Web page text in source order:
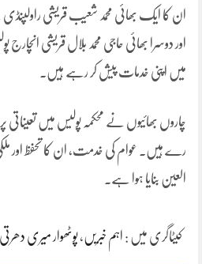
ان کا ایک بھائی محمد شعیب قریشی
اور دوسرا بھائی حاجی محمد بلال قریشی
میں اپنی خدمات پیش کر رہے ہیں۔
چاروں بھائیوں نے محکمہ پولیس میں
رے ہیں۔ عوام کی خدمت، ان کا تحفظ اور ملکی
العین بنایا ہوا ہے۔
کیٹاگری میں : اہم خبریں ،پوٹھوار میری دھرتی